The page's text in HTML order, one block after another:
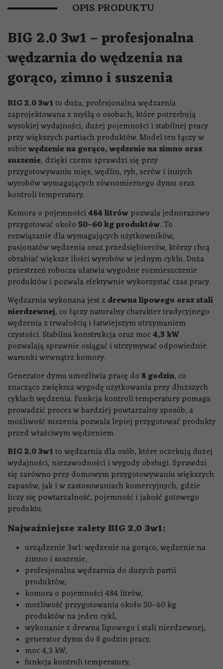
OPIS PRODUKTU
BIG 2.0 3w1 – profesjonalna
wędzarnia do wędzenia na
gorąco, zimno i suszenia
BIG 2.0 3w1to duża, profesjonalna wędzarnia
zaprojektowana z myślą o osobach, które potrzebują
wysokiej wydajności, dużej pojemności i stabilnej pracy
przy większych partiach produktów. Model ten łączy w
sobiewędzenie na gorąco, wędzenie na zimno oraz
suszenie, dzięki czemu sprawdzi się przy
przygotowywaniu mięs, wędlin, ryb, serów i innych
wyrobów wymagających równomiernego dymu oraz
kontroli temperatury.
Komora o pojemności484 litrówpozwala jednorazowo
przygotować około50–60 kg produktów. To
rozwiązanie dla wymagających użytkowników,
pasjonatów wędzenia oraz przedsiębiorców, którzy chcą
obrabiać większe ilości wyrobów w jednym cyklu. Duża
przestrzeń robocza ułatwia wygodne rozmieszczenie
produktów i pozwala efektywnie wykorzystać czas pracy.
Wędzarnia wykonana jest zdrewna lipowego oraz stali
nierdzewnej, co łączy naturalny charakter tradycyjnego
wędzenia z trwałością i łatwiejszym utrzymaniem
czystości. Stabilna konstrukcja oraz moc4,3 kW
pozwalają sprawnie osiągać i utrzymywać odpowiednie
warunki wewnątrz komory.
Generator dymu umożliwia pracę do 8 godzin, co
znacząco zwiększa wygodę użytkowania przy dłuższych
cyklach wędzenia. Funkcja kontroli temperatury pomaga
prowadzić proces w bardziej powtarzalny sposób, a
możliwość suszenia pozwala lepiej przygotować produkty
przed właściwym wędzeniem.
BIG 2.0 3w1to wędzarnia dla osób, które oczekują dużej
wydajności, niezawodności i wygody obsługi. Sprawdzi
się zarówno przy domowym przygotowywaniu większych
zapasów, jak i w zastosowaniach komercyjnych, gdzie
liczy się powtarzalność, pojemność i jakość gotowego
produktu.
Najważniejsze zalety BIG 2.0 3w1:
urządzenie 3w1: wędzenie na gorąco, wędzenie na
zimno i suszenie,
profesjonalna wędzarnia do dużych partii
produktów,
komora o pojemności 484 litrów,
możliwość przygotowania około 50–60 kg
produktów na jeden cykl,
wykonanie z drewna lipowego i stali nierdzewnej,
generator dymu do 8 godzin pracy,
moc 4,3 kW,
funkcja kontroli temperatury,